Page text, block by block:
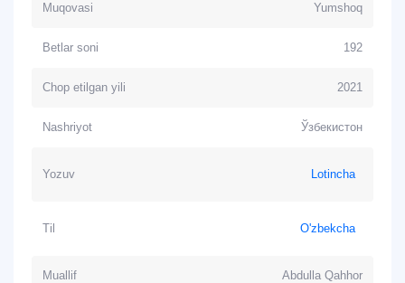
Muqovasi Yumshoq
Betlar soni 192
Chop etilgan yili 2021
Nashriyot Ўзбекистон
Yozuv Lotincha
Til O'zbekcha
Muallif Abdulla Qahhor